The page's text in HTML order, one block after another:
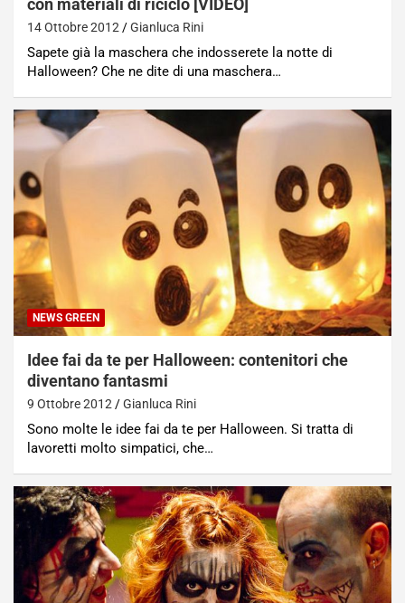
14 Ottobre 2012 Gianluca Rini
Sapete già la maschera che indosserete la notte di
Halloween? Che ne dite di una maschera…
NEWS GREEN
Idee fai da te per Halloween: contenitori che
diventano fantasmi
9 Ottobre 2012 Gianluca Rini
Sono molte le idee fai da te per Halloween. Si tratta di
lavoretti molto simpatici, che…